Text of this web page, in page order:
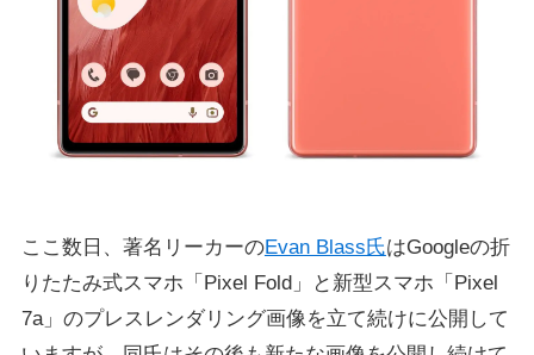
ここ数日、著名リーカーのEvan Blass氏はGoogleの折
りたたみ式スマホ「Pixel Fold」と新型スマホ「Pixel
7a」のプレスレンダリング画像を立て続けに公開して